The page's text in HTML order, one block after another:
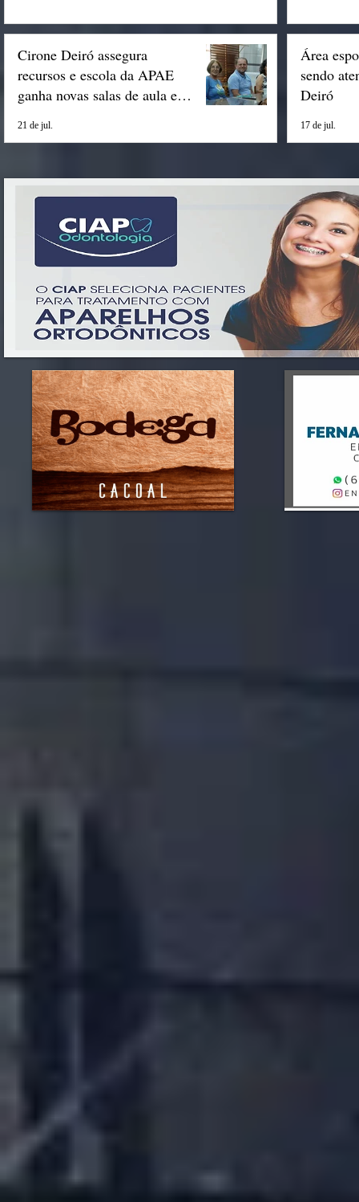
Cirone Deiró assegura
recursos e escola da APAE
ganha novas salas de aula em
21 de jul.
Área
sendo
Deiró
17 de jul.